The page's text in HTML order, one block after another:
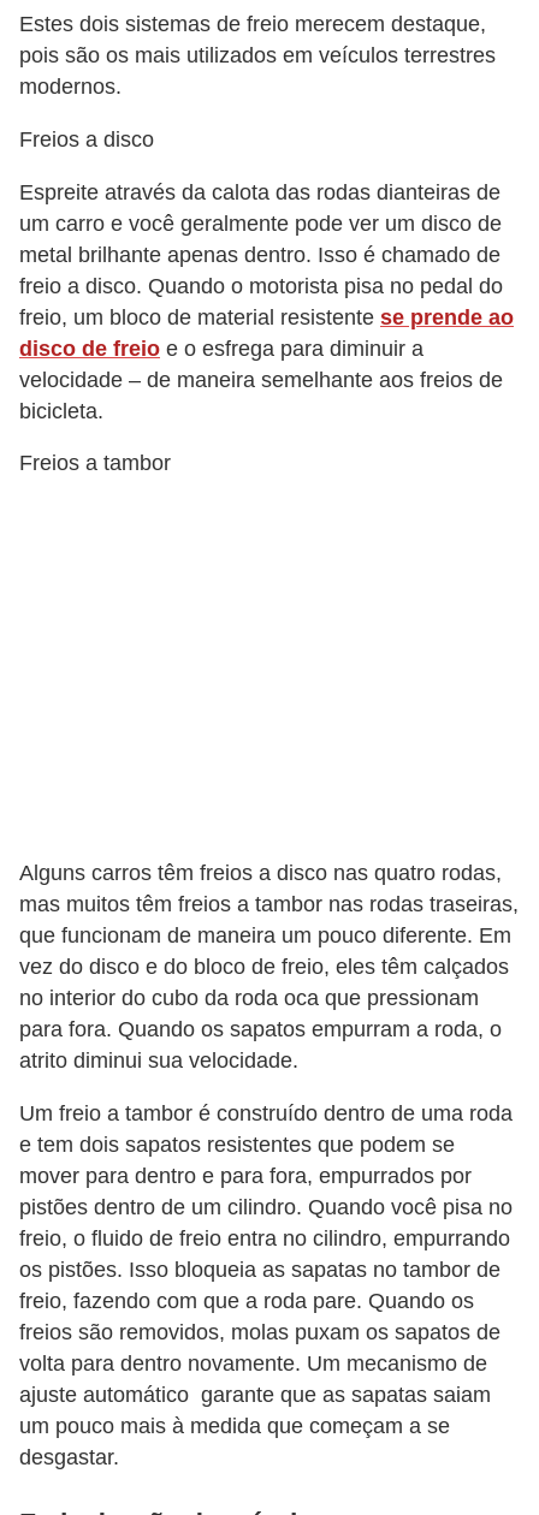
Estes dois sistemas de freio merecem destaque,
pois são os mais utilizados em veículos terrestres
modernos.
Freios a disco
Espreite através da calota das rodas dianteiras de
um carro e você geralmente pode ver um disco de
metal brilhante apenas dentro. Isso é chamado de
freio a disco. Quando o motorista pisa no pedal do
freio, um bloco de material resistente se prende ao
disco de freio e o esfrega para diminuir a
velocidade – de maneira semelhante aos freios de
bicicleta.
Freios a tambor
Alguns carros têm freios a disco nas quatro rodas,
mas muitos têm freios a tambor nas rodas traseiras,
que funcionam de maneira um pouco diferente. Em
vez do disco e do bloco de freio, eles têm calçados
no interior do cubo da roda oca que pressionam
para fora. Quando os sapatos empurram a roda, o
atrito diminui sua velocidade.
Um freio a tambor é construído dentro de uma roda
e tem dois sapatos resistentes que podem se
mover para dentro e para fora, empurrados por
pistões dentro de um cilindro. Quando você pisa no
freio, o fluido de freio entra no cilindro, empurrando
os pistões. Isso bloqueia as sapatas no tambor de
freio, fazendo com que a roda pare. Quando os
freios são removidos, molas puxam os sapatos de
volta para dentro novamente. Um mecanismo de
ajuste automático garante que as sapatas saiam
um pouco mais à medida que começam a se
desgastar.
r
t
e
t
e
r
a
t
i
v
c
u
l
o
s
e
é
t
r
i
c
o
s
e
h
í